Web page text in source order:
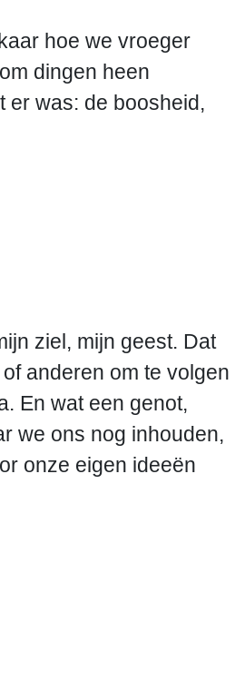
hoe we vroeger
dingen heen
er was: de boosheid,
ziel, mijn geest. Dat
anderen om te volgen
En wat een genot,
we ons nog inhouden,
onze eigen ideeën